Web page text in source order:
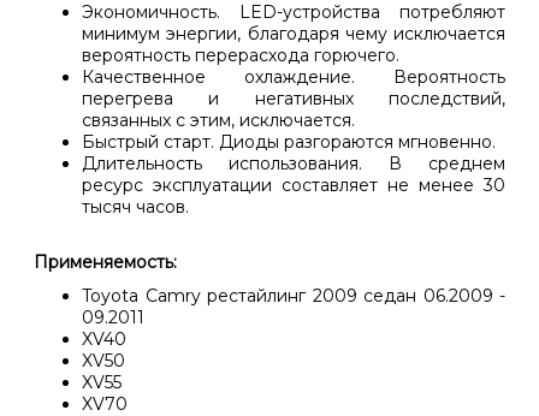
Экономичность. LED-устройства потребляют
минимум энергии, благодаря чему исключается
вероятность перерасхода горючего.
Качественное охлаждение. Вероятность
перегрева и негативных последствий,
связанных с этим, исключается.
Быстрый старт. Диоды разгораются мгновенно.
Длительность использования. В среднем
ресурс эксплуатации составляет не менее 30
тысяч часов.
Применяемость:
Toyota Camry рестайлинг 2009 седан 06.2009 -
09.2011
XV40
XV50
XV55
XV70